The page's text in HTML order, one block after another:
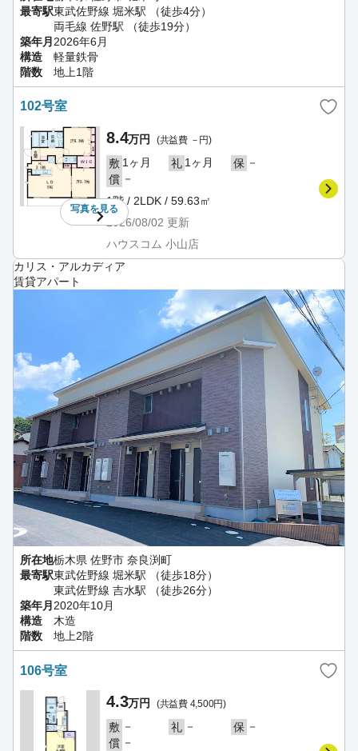
最寄駅東武佐野線 堀米駅 （徒歩4分）
両毛線 佐野駅 （徒歩19分）
築年月2026年6月
構造
軽量鉄骨
階数
地上1階
102号室
写真を見る
8.4万円 (共益費 －円)
敷 1ヶ月 礼 1ヶ月 保 －
償 －
1階 / 2LDK / 59.63㎡
2026/08/02 更新
ハウスコム 小山店
カリス・アルカディア
賃貸アパート
所在地栃木県 佐野市 奈良渕町
最寄駅東武佐野線 堀米駅 （徒歩18分）
東武佐野線 吉水駅 （徒歩26分）
築年月 2020年10月
構造
木造
階数
地上2階
106号室
4.3万円 (共益費 4,500円)
敷 － 礼 － 保 －
償 －